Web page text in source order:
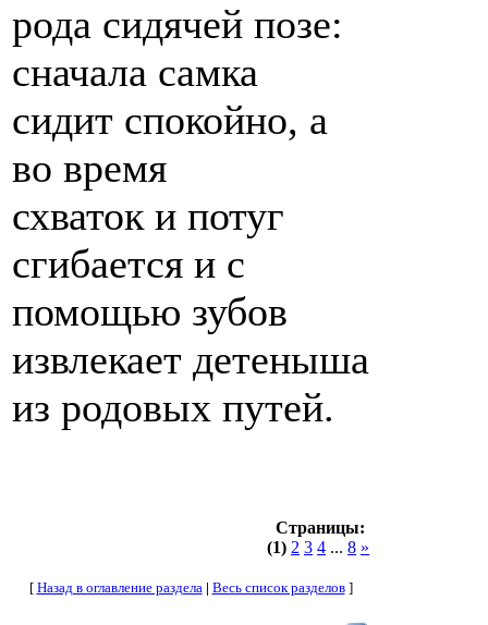
рода сидячей позе:
сначала самка
сидит спокойно, а
во время
схваток и потуг
сгибается и с
помощью зубов
извлекает детеныша
из родовых путей.
Страницы:
(1) 2 3 4 ... 8 »
[ Назад в оглавление раздела| Весь список разделов]